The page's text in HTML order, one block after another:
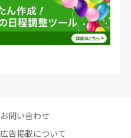
お問い合わせ
広告掲載について